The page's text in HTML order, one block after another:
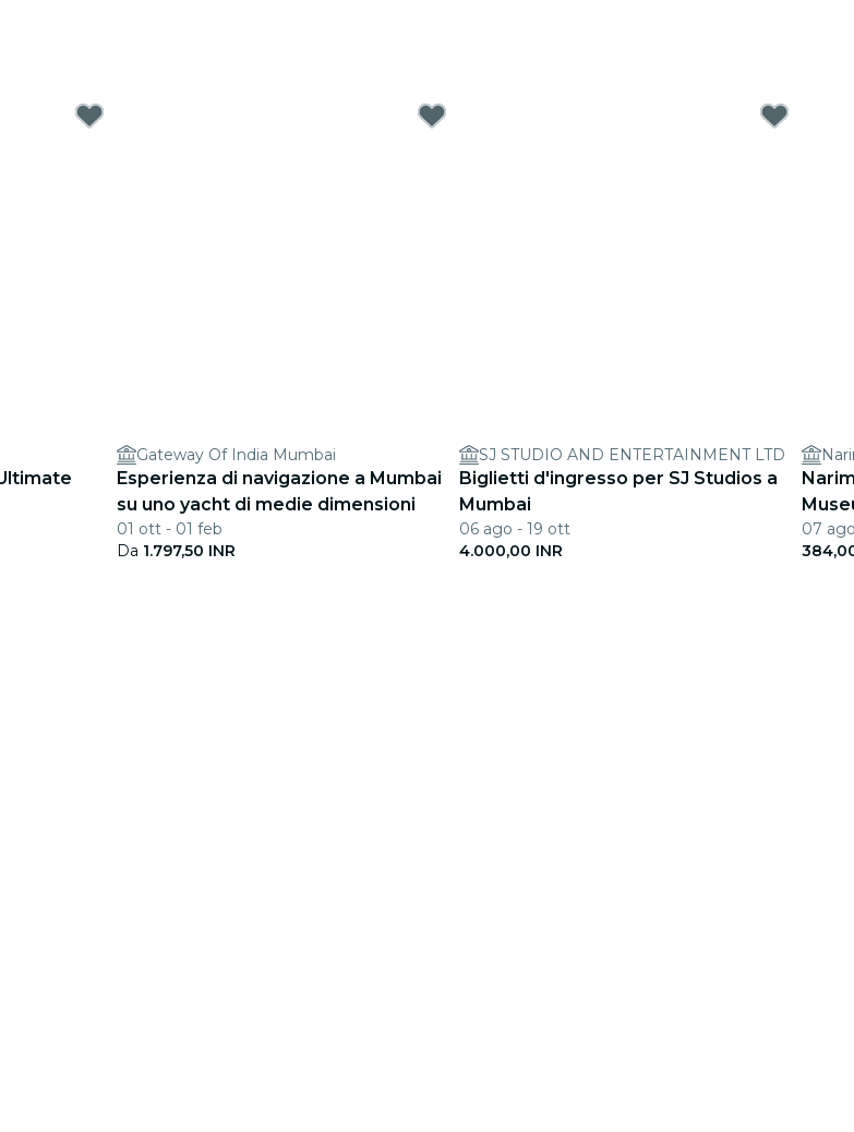
Gateway Of India Mumbai
Esperienza di navigazione a Mumbai
su uno yacht di medie dimensioni
01 ott - 01 feb
Da 1.797,50 INR
SJ STUDIO AND ENTERTAINMENT LTD
Biglietti d'ingresso per SJ Studios a
Mumbai
06 ago - 19 ott
4.000,00 INR
07